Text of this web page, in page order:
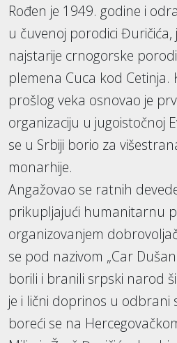
Rođen je 1949. godine i
u čuvenoj porodici Đuričića,
najstarije crnogorske
plemena Cuca kod Cetinja.
prošlog veka osnovao je
organizaciju u jugoistočnoj
se u Srbiji borio za
monarhije.
Angažovao se ratnih
prikupljajući humanitarnu
organizovanjem
se pod nazivom „Car Dušan
borili i branili srpski narod
je i lični doprinos u odbrani
boreći se na